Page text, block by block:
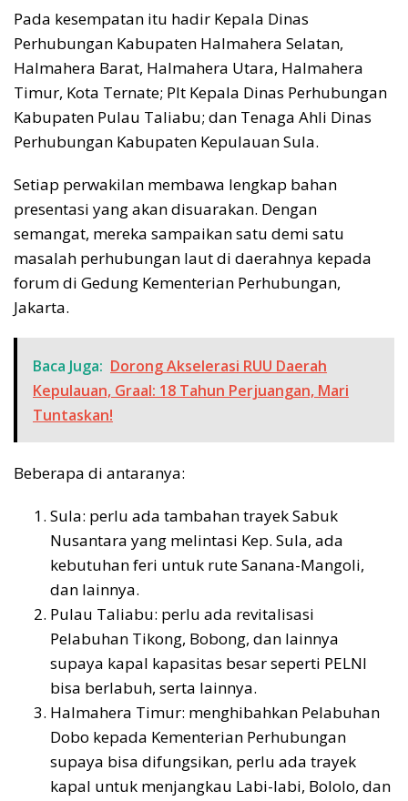
Pada kesempatan itu hadir Kepala Dinas
Perhubungan Kabupaten Halmahera Selatan,
Halmahera Barat, Halmahera Utara, Halmahera
Timur, Kota Ternate; Plt Kepala Dinas Perhubungan
Kabupaten Pulau Taliabu; dan Tenaga Ahli Dinas
Perhubungan Kabupaten Kepulauan Sula.
Setiap perwakilan membawa lengkap bahan
presentasi yang akan disuarakan. Dengan
semangat, mereka sampaikan satu demi satu
masalah perhubungan laut di daerahnya kepada
forum di Gedung Kementerian Perhubungan,
Jakarta.
Baca Juga: Dorong Akselerasi RUU Daerah
Kepulauan, Graal: 18 Tahun Perjuangan, Mari
Tuntaskan!
Beberapa di antaranya:
Sula: perlu ada tambahan trayek Sabuk
Nusantara yang melintasi Kep. Sula, ada
kebutuhan feri untuk rute Sanana-Mangoli,
dan lainnya.
Pulau Taliabu: perlu ada revitalisasi
Pelabuhan Tikong, Bobong, dan lainnya
supaya kapal kapasitas besar seperti PELNI
bisa berlabuh, serta lainnya.
Halmahera Timur: menghibahkan Pelabuhan
Dobo kepada Kementerian Perhubungan
supaya bisa difungsikan, perlu ada trayek
kapal untuk menjangkau Labi-labi, Bololo, dan